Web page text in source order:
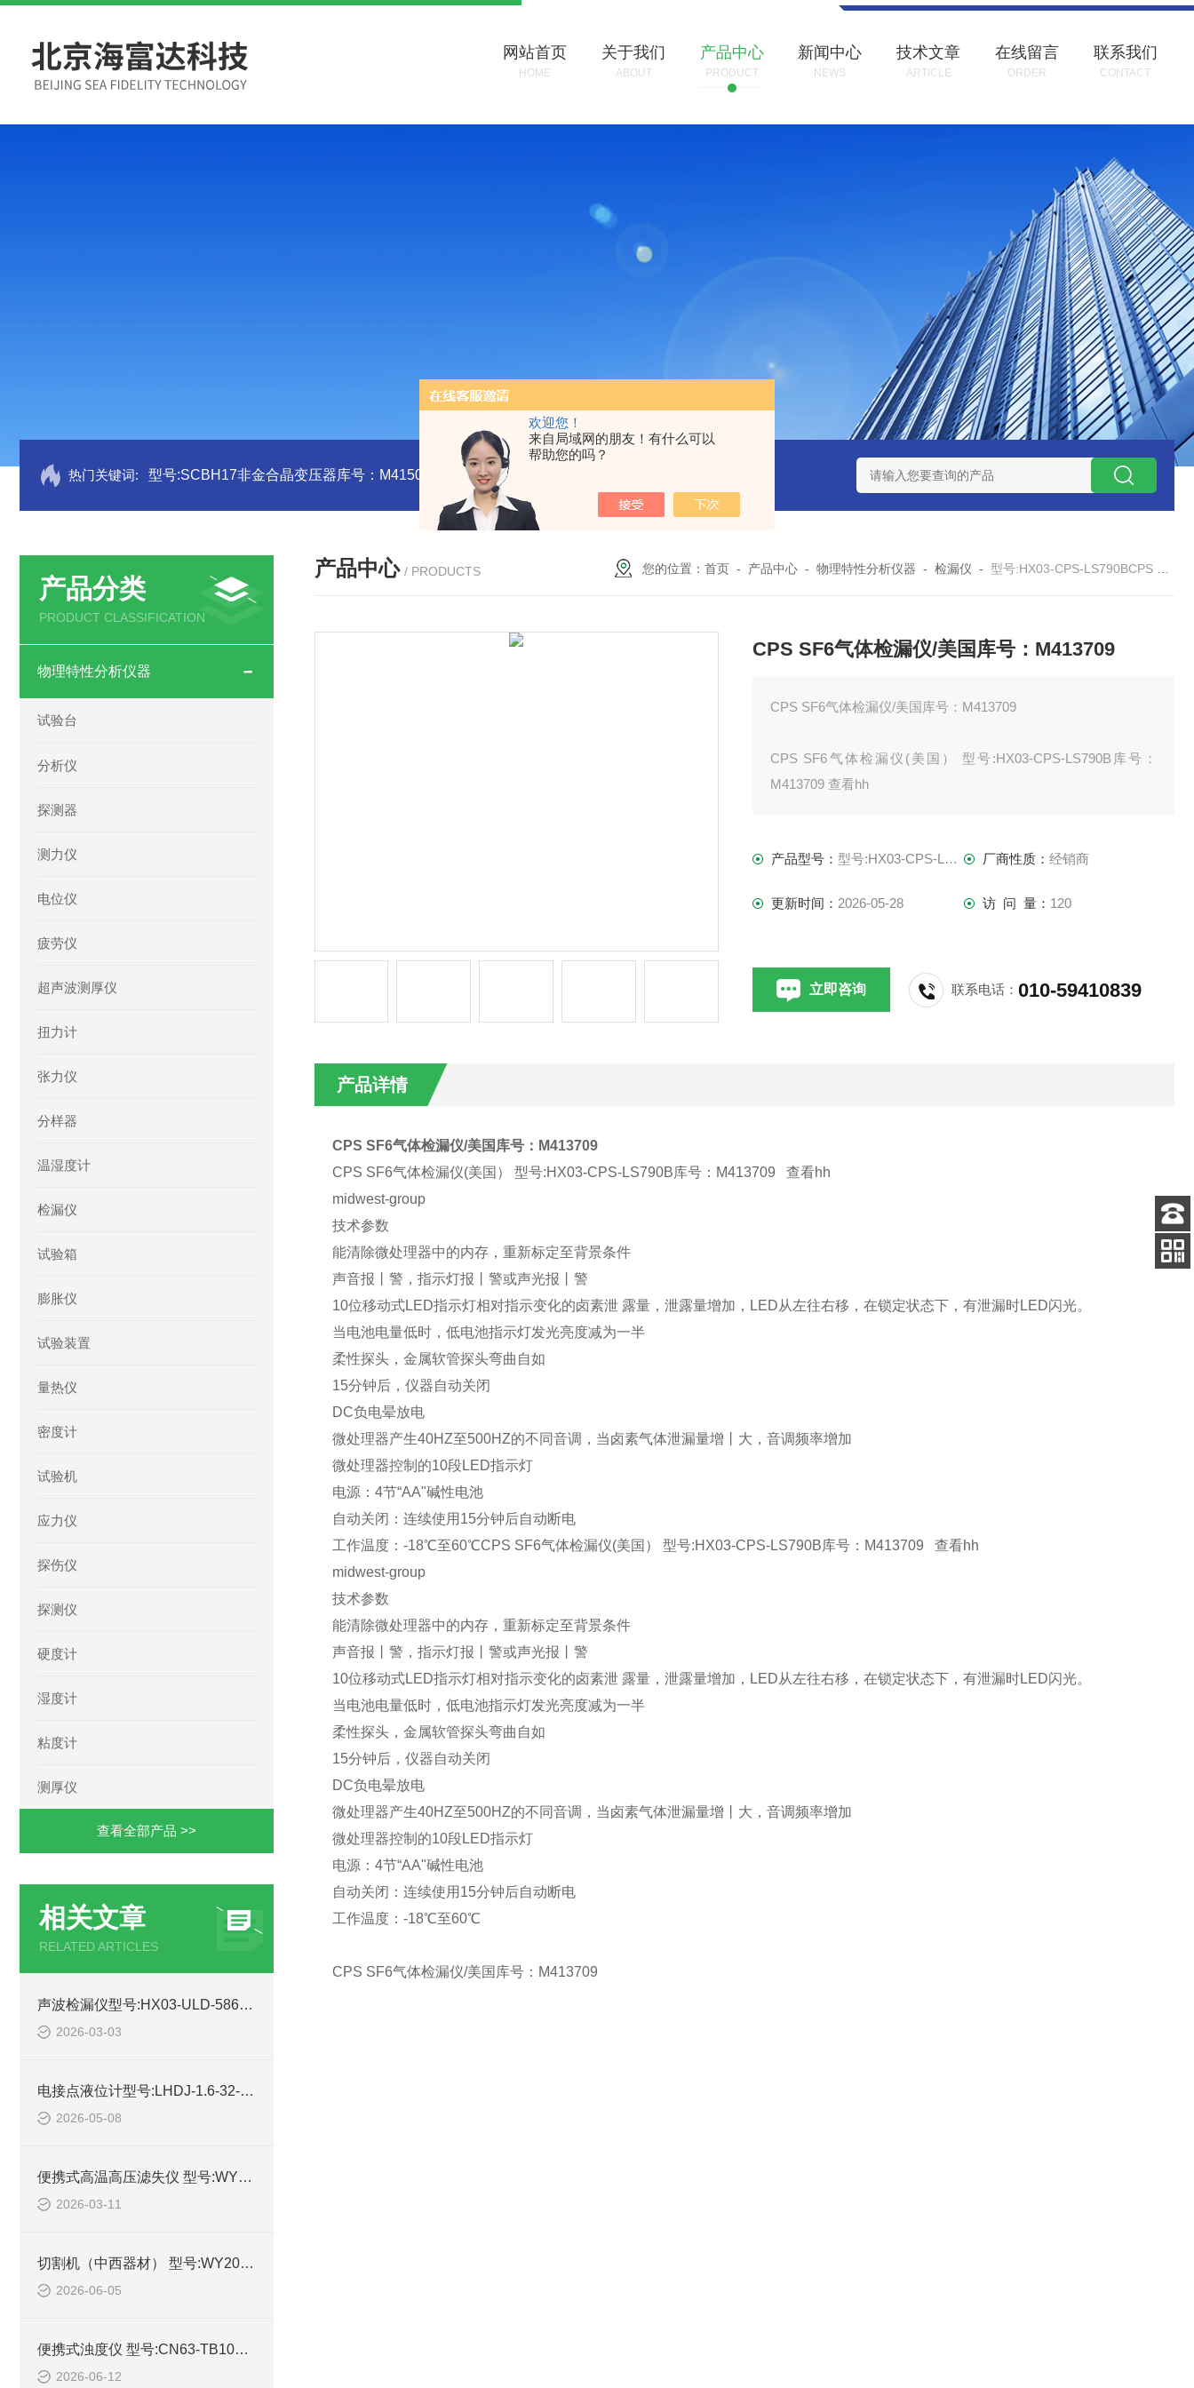
欢迎您！
来自局域网的朋友！有什么可以
帮助您的吗？
网站首页
HOME
关于我们
ABOUT
产品中心
PRODUCT
新闻中心
NEWS
技术文章
ARTICLE
在线留言
ORDER
联系我们
CONTACT
热门关键词: 型号:SCBH17非金合晶变压器库号：M415011 型号:HX03-CHI650F电化学分析仪/工作站库号：M415012 型号:ZXEFQ/3*20不锈钢槽式二分器/缩分器库号：
产品分类
PRODUCT CLASSIFICATION
物理特性分析仪器
试验台
分析仪
探测器
测力仪
电位仪
疲劳仪
超声波测厚仪
扭力计
张力仪
分样器
温湿度计
检漏仪
试验箱
膨胀仪
试验装置
量热仪
密度计
试验机
应力仪
探伤仪
探测仪
硬度计
湿度计
粘度计
测厚仪
查看全部产品 >>
相关文章
RELATED ARTICLES
声波检漏仪型号:HX03-ULD-586的技术简介
2026-03-03
电接点液位计型号:LHDJ-1.6-32- LL的技术介绍
2026-05-08
便携式高温高压滤失仪 型号:WYHT03/ZXLSY-175的简介
2026-03-11
切割机（中西器材） 型号:WY2080/ZXQG-2TJ的简单介绍
2026-06-05
便携式浊度仪 型号:CN63-TB100库号：M361654的简单
2026-06-12
产品中心 / PRODUCTS 您的位置：首页 - 产品中心 -物理特性分析仪器 -检漏仪 -型号:HX03-CPS-LS790BCPS SF6气体检漏仪/美国库号：M413709
CPS SF6气体检漏仪/美国库号：M413709
CPS SF6气体检漏仪/美国库号：M413709
CPS SF6气体检漏仪(美国） 型号:HX03-CPS-LS790B库号：
M413709 查看hh
声音报丨警，指示灯报丨警或声光报丨警
产品型号：型号:HX03-CPS-LS790B 厂商性质： 经销商
更新时间： 2026-05-28 访 问 量： 120
立即咨询 联系电话：010-59410839
产品详情
CPS SF6气体检漏仪/美国库号：M413709
CPS SF6气体检漏仪(美国） 型号:HX03-CPS-LS790B库号：M413709 查看hh
midwest-group
技术参数
能清除微处理器中的内存，重新标定至背景条件
声音报丨警，指示灯报丨警或声光报丨警
10位移动式LED指示灯相对指示变化的卤素泄 露量，泄露量增加，LED从左往右移，在锁定状态下，有泄漏时LED闪光。
当电池电量低时，低电池指示灯发光亮度减为一半
柔性探头，金属软管探头弯曲自如
15分钟后，仪器自动关闭
DC负电晕放电
微处理器产生40HZ至500HZ的不同音调，当卤素气体泄漏量增丨大，音调频率增加
微处理器控制的10段LED指示灯
电源：4节“AA"碱性电池
自动关闭：连续使用15分钟后自动断电
工作温度：-18℃至60℃CPS SF6气体检漏仪(美国） 型号:HX03-CPS-LS790B库号：M413709 查看hh
midwest-group
技术参数
能清除微处理器中的内存，重新标定至背景条件
声音报丨警，指示灯报丨警或声光报丨警
10位移动式LED指示灯相对指示变化的卤素泄 露量，泄露量增加，LED从左往右移，在锁定状态下，有泄漏时LED闪光。
当电池电量低时，低电池指示灯发光亮度减为一半
柔性探头，金属软管探头弯曲自如
15分钟后，仪器自动关闭
DC负电晕放电
微处理器产生40HZ至500HZ的不同音调，当卤素气体泄漏量增丨大，音调频率增加
微处理器控制的10段LED指示灯
电源：4节“AA"碱性电池
自动关闭：连续使用15分钟后自动断电
工作温度：-18℃至60℃
CPS SF6气体检漏仪/美国库号：M413709
客服
电话